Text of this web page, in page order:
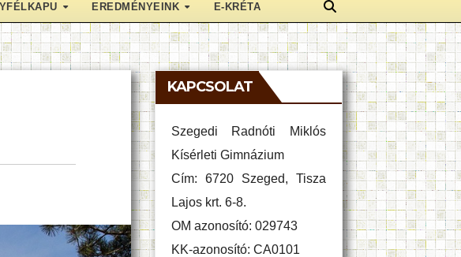
EREDMÉNYEINK E-KRÉTA
KAPCSOLAT
Szegedi Radnóti Miklós
Kísérleti Gimnázium
Cím: 6720 Szeged, Tisza
Lajos krt. 6-8.
OM azonosító: 029743
KK-azonosító: CA0101